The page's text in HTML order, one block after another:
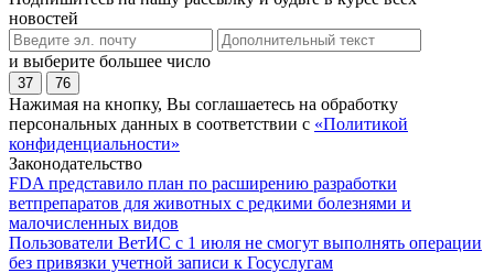
новостей
и выберите большее число
37 76
Нажимая на кнопку, Вы соглашаетесь на обработку
персональных данных в соответствии с «Политикой
конфиденциальности»
Законодательство
FDA представило план по расширению разработки
ветпрепаратов для животных с редкими болезнями и
малочисленных видов
Пользователи ВетИС с 1 июля не смогут выполнять операции
без привязки учетной записи к Госуслугам